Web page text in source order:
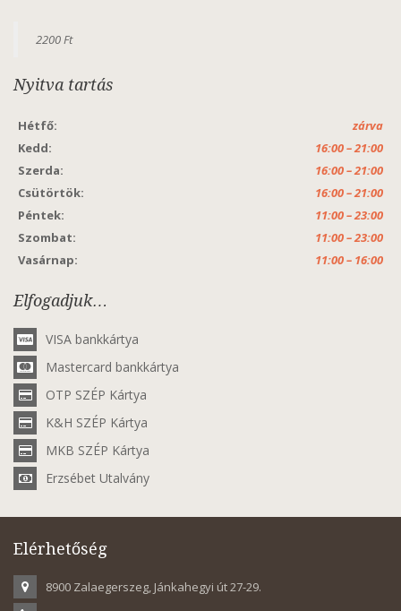
2200 Ft
Nyitva tartás
Hétfő:
zárva
Kedd:
16:00 – 21:00
Szerda:
16:00 – 21:00
Csütörtök:
16:00 – 21:00
Péntek:
11:00 – 23:00
Szombat:
11:00 – 23:00
Vasárnap:
11:00 – 16:00
Elfogadjuk…
VISA bankkártya
Mastercard bankkártya
OTP SZÉP Kártya
K&H SZÉP Kártya
MKB SZÉP Kártya
Erzsébet Utalvány
Elérhetőség
8900 Zalaegerszeg, Jánkahegyi út 27-29.